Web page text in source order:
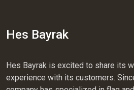
Hes Bayrak
Hes Bayrak is excited to share its
experience with its customers.